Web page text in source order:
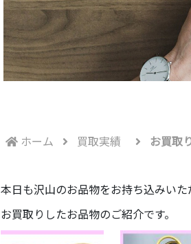
ホーム 買取実績 お買取
本日も沢山のお品物をお持ち込みいた
お買取りしたお品物のご紹介です。